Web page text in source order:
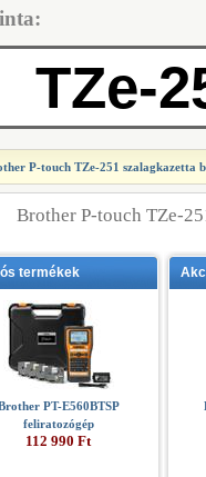
TZe-
P-touch TZe-251 szalagkazetta
Brother P-touch TZe-
termékek
PT-E560BTSP
feliratozógép
112 990 Ft